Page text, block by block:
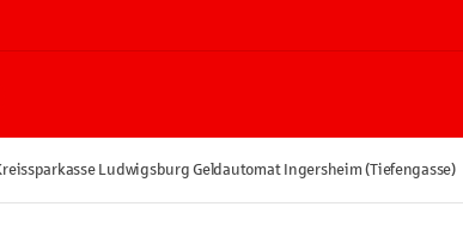
Ludwigsburg Geldautomat Ingersheim (Tiefengasse)